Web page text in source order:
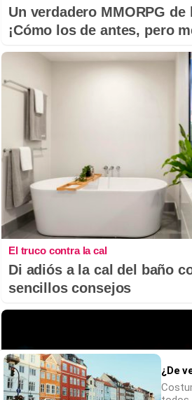
Un verdadero MMORPG
¡Cómo los de antes, pero
El truco contra la cal
Di adiós a la cal del baño
sencillos consejos
¿De